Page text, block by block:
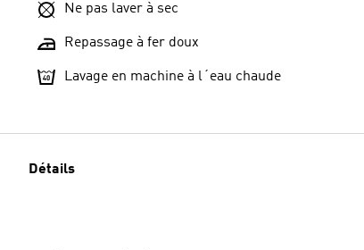
Ne pas laver à sec
Repassage à fer doux
Lavage en machine à l´eau chaude
Détails